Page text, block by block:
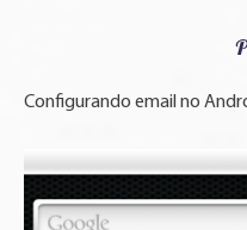
Configurando email no